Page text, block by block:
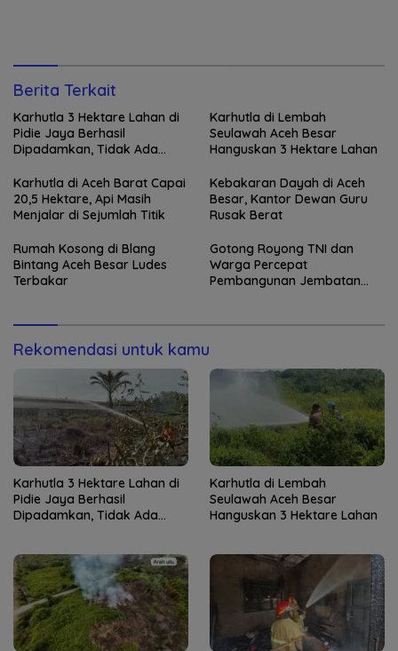
Berita Terkait
Karhutla 3 Hektare Lahan di
Pidie Jaya Berhasil
Dipadamkan, Tidak Ada
Karhutla di Lembah
Seulawah Aceh Besar
Hanguskan 3 Hektare Lahan
Karhutla di Aceh Barat Capai
20,5 Hektare, Api Masih
Menjalar di Sejumlah Titik
Kebakaran Dayah di Aceh
Besar, Kantor Dewan Guru
Rusak Berat
Rumah Kosong di Blang
Bintang Aceh Besar Ludes
Terbakar
Gotong Royong TNI dan
Warga Percepat
Pembangunan Jembatan
Rekomendasi untuk kamu
Karhutla 3 Hektare Lahan di
Pidie Jaya Berhasil
Dipadamkan, Tidak Ada
Karhutla di Lembah
Seulawah Aceh Besar
Hanguskan 3 Hektare Lahan